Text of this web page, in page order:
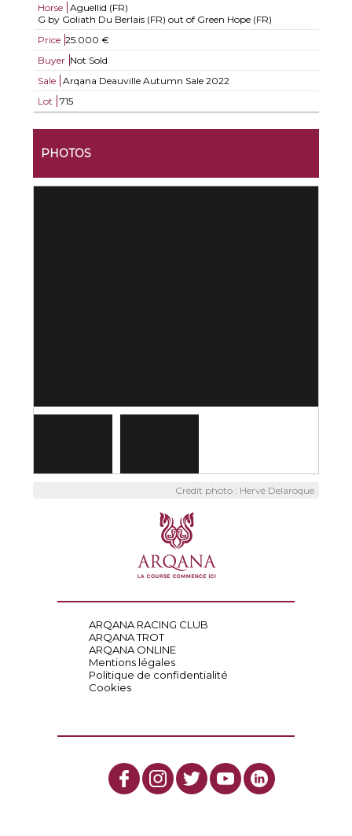
Horse
Aguellid (FR)
G by Goliath Du Berlais (FR) out of Green Hope (FR)
Price 25.000 €
Buyer Not Sold
Sale
Arqana Deauville Autumn Sale 2022
Lot
715
PHOTOS
Crédit photo : Hervé Delaroque
ARQANA RACING CLUB
ARQANA TROT
ARQANA ONLINE
Mentions légales
Politique de confidentialité
Cookies